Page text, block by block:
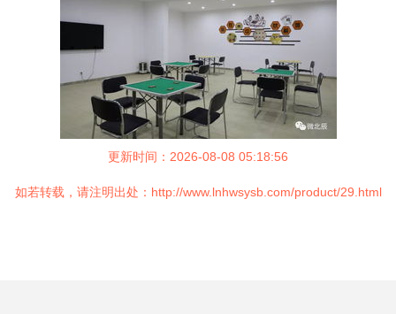
更新时间：2026-08-08 05:18:56
如若转载，请注明出处：http://www.lnhwsysb.com/product/29.html